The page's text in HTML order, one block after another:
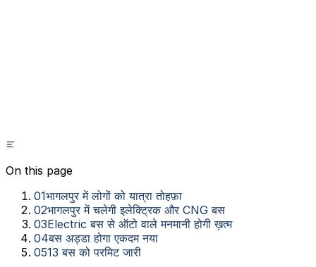
On this page
01भागलपुर में लोगों को यात्रा तोहफ़ा
02भागलपुर में चलेगी इलेक्ट्रिक और CNG बस
03Electric बस से ऑटो वाले मनमानी होगी ख़त्म
04बस अड्डा होगा एकदम नया
0513 बस को परमिट जारी